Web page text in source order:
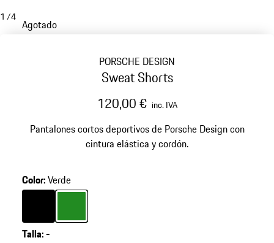
1 /4
Agotado
PORSCHE DESIGN
Sweat Shorts
120,00 € inc. IVA
Pantalones cortos deportivos de Porsche Design con
cintura elástica y cordón.
Color:Verde
Color
Negro
ColorVerde
Talla:-